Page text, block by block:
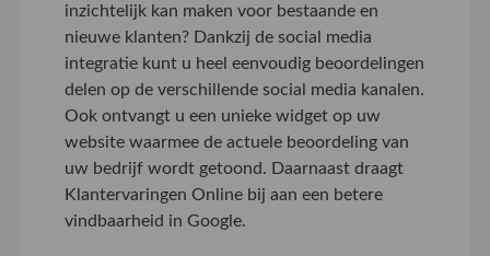
inzichtelijk kan maken voor bestaande en
nieuwe klanten? Dankzij de social media
integratie kunt u heel eenvoudig beoordelingen
delen op de verschillende social media kanalen.
Ook ontvangt u een unieke widget op uw
website waarmee de actuele beoordeling van
uw bedrijf wordt getoond. Daarnaast draagt
Klantervaringen Online bij aan een betere
vindbaarheid in Google.